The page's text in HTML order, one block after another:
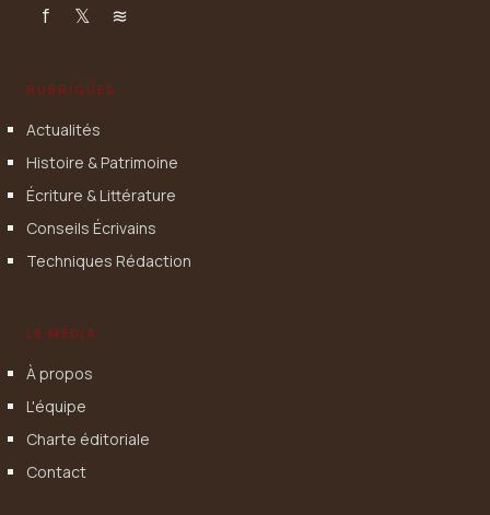
f 𝕏 ≋
RUBRIQUES
Actualités
Histoire & Patrimoine
Écriture & Littérature
Conseils Écrivains
Techniques Rédaction
LE MÉDIA
À propos
L'équipe
Charte éditoriale
Contact